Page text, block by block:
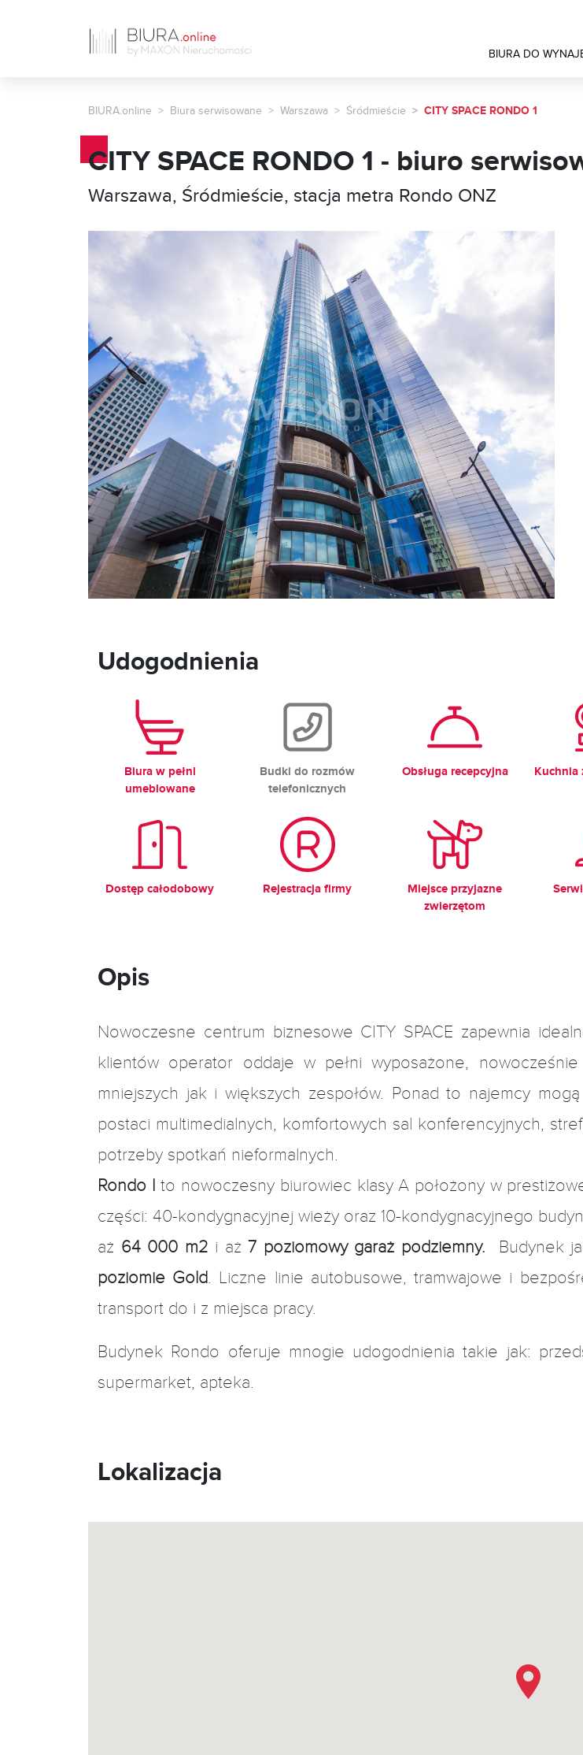
BIURA DO
BIURA.online Biura serwisowane Warszawa Śródmieście CITY SPACE RONDO 1
CITY SPACE RONDO 1 - biuro
Warszawa, Śródmieście, stacja metra Rondo ONZ
Udogodnienia
Biura w pełni
umeblowane
Budki do rozmów
telefonicznych
Obsługa recepcyjna Kuchnia
Dostęp całodobowy Rejestracja firmy
Miejsce przyjazne
zwierzętom
Opis
Nowoczesne centrum biznesowe CITY SPACE zapewnia
klientów operator oddaje w pełni wyposażone,
mniejszych jak i większych zespołów. Ponad to najemcy
postaci multimedialnych, komfortowych sal konferencyjnych,
potrzeby spotkań nieformalnych.
Rondo I to nowoczesny biurowiec klasy A położony w
części: 40-kondygnacyjnej wieży oraz 10-kondygnacyjnego
aż 64 000 m2 i aż 7 poziomowy garaż podziemny. Budynek
poziomie Gold. Liczne linie autobusowe, tramwajowe i
transport do i z miejsca pracy.
Budynek Rondo oferuje mnogie udogodnienia takie jak:
supermarket, apteka.
Lokalizacja